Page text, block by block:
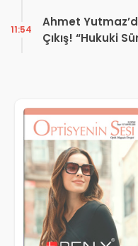
Ahmet
Çıkış! “Hukuki
11:54